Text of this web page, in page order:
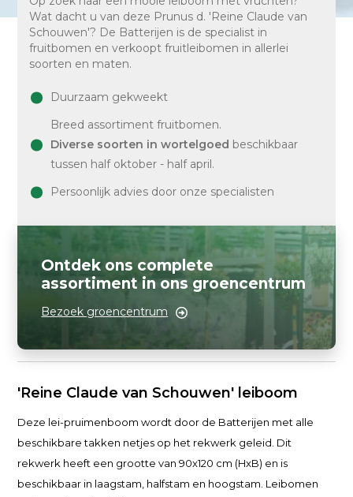
Wat dacht u van deze Prunus d. 'Reine Claude van
Schouwen'? De Batterijen is de specialist in
fruitbomen en verkoopt fruitleibomen in allerlei
soorten en maten.
Duurzaam gekweekt
Breed assortiment fruitbomen.
Diverse soorten in wortelgoed beschikbaar
tussen half oktober - half april.
Persoonlijk advies door onze specialisten
Ontdek ons complete
assortiment in ons groencentrum
Bezoek groencentrum
'Reine Claude van Schouwen' leiboom
Deze lei-pruimenboom wordt door de Batterijen met alle
beschikbare takken netjes op het rekwerk geleid. Dit
rekwerk heeft een grootte van 90x120 cm (HxB) en is
beschikbaar in laagstam, halfstam en hoogstam. Leibomen